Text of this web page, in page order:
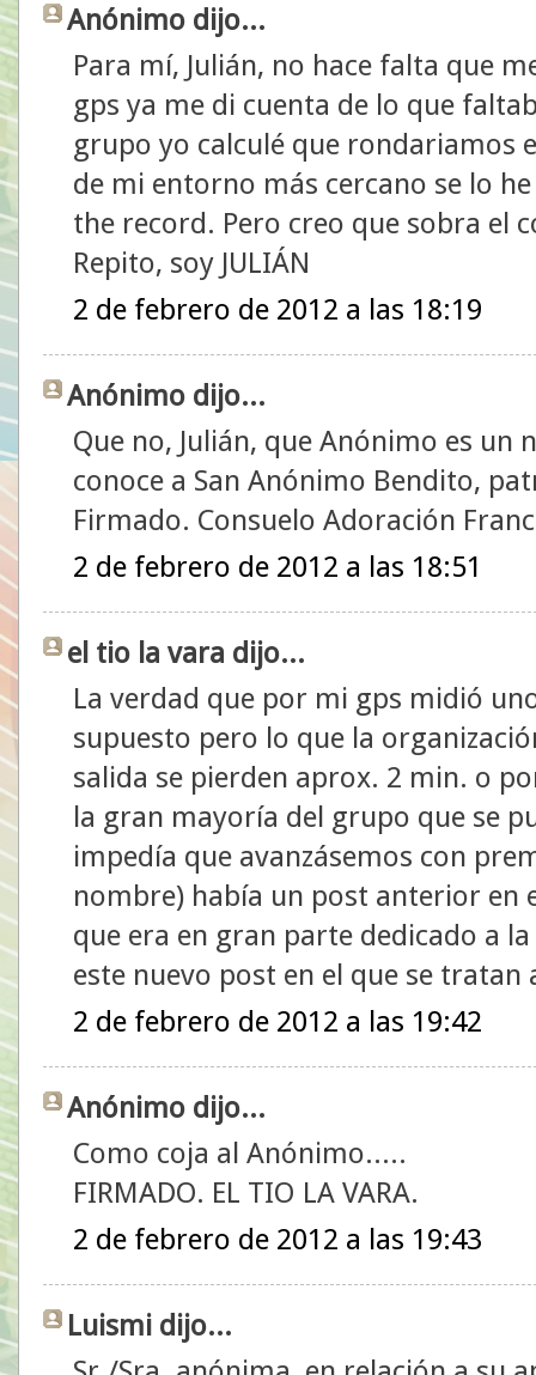
Anónimo dijo...
Para mí, Julián, no hace falta que
gps ya me di cuenta de lo que
grupo yo calculé que rondariamos
de mi entorno más cercano se lo
the record. Pero creo que sobra el
Repito, soy JULIÁN
2 de febrero de 2012 a las 18:19
Anónimo dijo...
Que no, Julián, que Anónimo es
conoce a San Anónimo Bendito,
Firmado. Consuelo Adoración
2 de febrero de 2012 a las 18:51
el tio la vara dijo...
La verdad que por mi gps midió
supuesto pero lo que la
salida se pierden aprox. 2 min. o
la gran mayoría del grupo que se
impedía que avanzásemos con
nombre) había un post anterior en
que era en gran parte dedicado a
este nuevo post en el que se
2 de febrero de 2012 a las 19:42
Anónimo dijo...
Como coja al Anónimo.....
FIRMADO. EL TIO LA VARA.
2 de febrero de 2012 a las 19:43
Luismi dijo...